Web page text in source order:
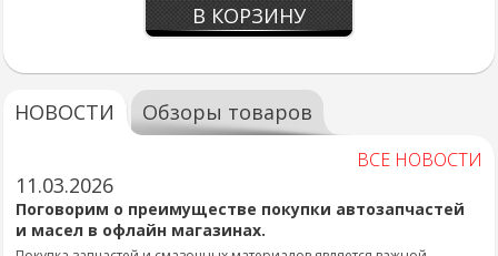
В КОРЗИНУ
НОВОСТИ Обзоры товаров
ВСЕ НОВОСТИ
11.03.2026
Поговорим о преимуществе покупки автозапчастей
и масел в офлайн магазинах.